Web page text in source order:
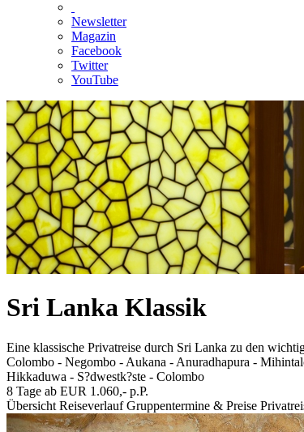
Newsletter
Magazin
Facebook
Twitter
YouTube
Sri Lanka Klassik
Eine klassische Privatreise durch Sri Lanka zu den
Colombo - Negombo - Aukana - Anuradhapura -
Hikkaduwa - S?dwestk?ste - Colombo
8 Tage ab EUR 1.060,- p.P.
Übersicht Reiseverlauf Gruppentermine & Preise